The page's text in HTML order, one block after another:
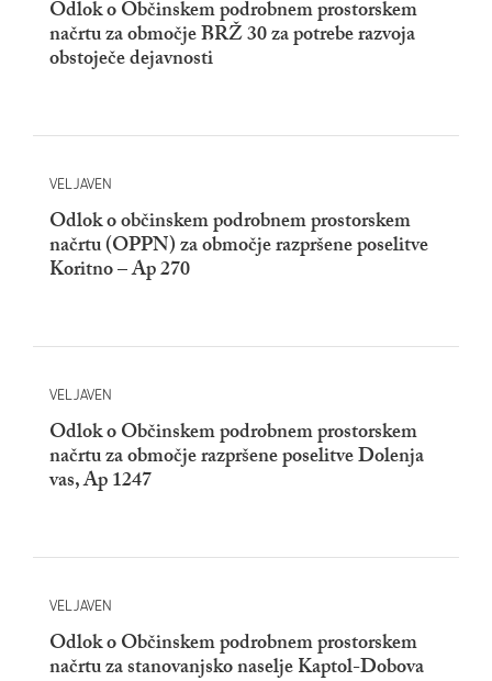
Odlok o Občinskem podrobnem prostorskem
načrtu za območje BRŽ 30 za potrebe razvoja
obstoječe dejavnosti
VELJAVEN
Odlok o občinskem podrobnem prostorskem
načrtu (OPPN) za območje razpršene poselitve
Koritno – Ap 270
VELJAVEN
Odlok o Občinskem podrobnem prostorskem
načrtu za območje razpršene poselitve Dolenja
vas, Ap 1247
VELJAVEN
Odlok o Občinskem podrobnem prostorskem
načrtu za stanovanjsko naselje Kaptol-Dobova